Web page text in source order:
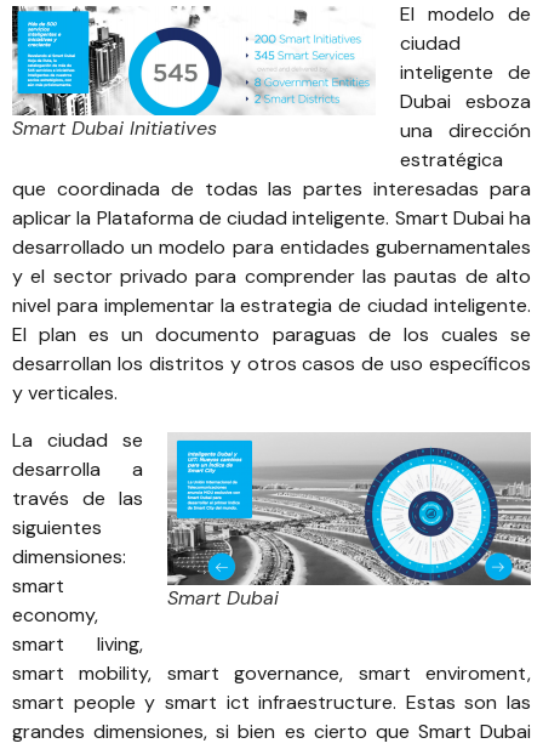
Smart Dubai Initiatives
El modelo de
ciudad
inteligente de
Dubai esboza
una dirección
estratégica
que coordinada de todas las partes interesadas para
aplicar la Plataforma de ciudad inteligente. Smart Dubai ha
desarrollado un modelo para entidades gubernamentales
y el sector privado para comprender las pautas de alto
nivel para implementar la estrategia de ciudad inteligente.
El plan es un documento paraguas de los cuales se
desarrollan los distritos y otros casos de uso específicos
y verticales.
Smart Dubai
La ciudad se
desarrolla a
través de las
siguientes
dimensiones:
smart
economy,
smart living,
smart mobility, smart governance, smart enviroment,
smart people y smart ict infraestructure. Estas son las
grandes dimensiones, si bien es cierto que Smart Dubai